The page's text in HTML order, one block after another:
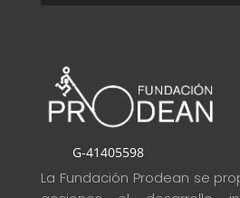
G-41405598
La Fundación Prodean se